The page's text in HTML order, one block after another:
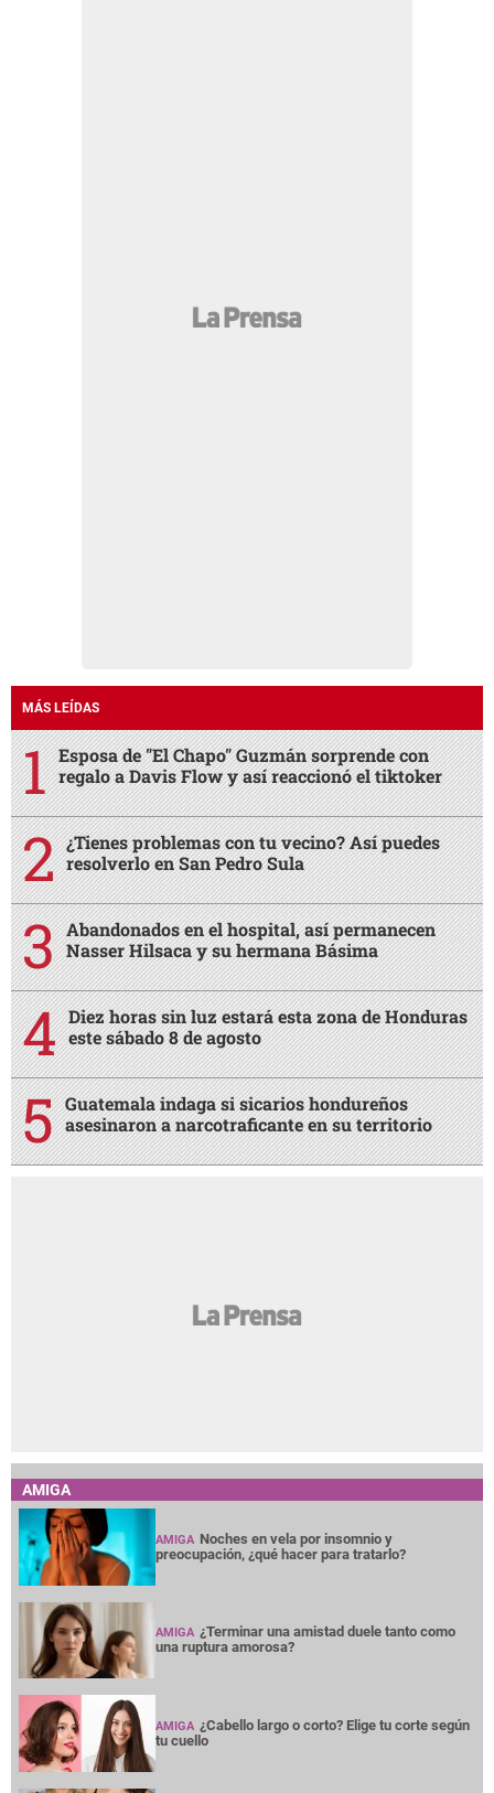
MÁS LEÍDAS
Esposa de "El Chapo" Guzmán sorprende con
regalo a Davis Flow y así reaccionó el tiktoker
¿Tienes problemas con tu vecino? Así puedes
resolverlo en San Pedro Sula
Abandonados en el hospital, así permanecen
Nasser Hilsaca y su hermana Básima
Diez horas sin luz estará esta zona de Honduras
este sábado 8 de agosto
Guatemala indaga si sicarios hondureños
asesinaron a narcotraficante en su territorio
AMIGA
AMIGA Noches en vela por insomnio y
preocupación, ¿qué hacer para tratarlo?
AMIGA ¿Terminar una amistad duele tanto como
una ruptura amorosa?
AMIGA ¿Cabello largo o corto? Elige tu corte según
tu cuello